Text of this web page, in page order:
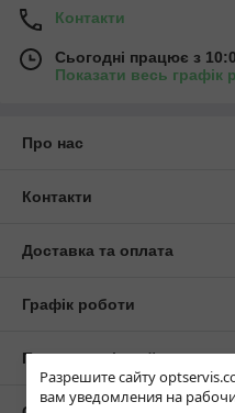
Разрешите сайту
вам уведомления на
Контакти
Сьогодні працює з
Показати весь графік
Про нас
Контакти
Доставка та оплата
Графік роботи
Повна версія сайту